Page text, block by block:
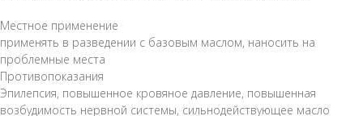
Местное применение
применять в разведении с базовым маслом, наносить на
проблемные места
Противопоказания
Эпилепсия, повышенное кровяное давление, повышенная
возбудимость нервной системы, сильнодействующее масло